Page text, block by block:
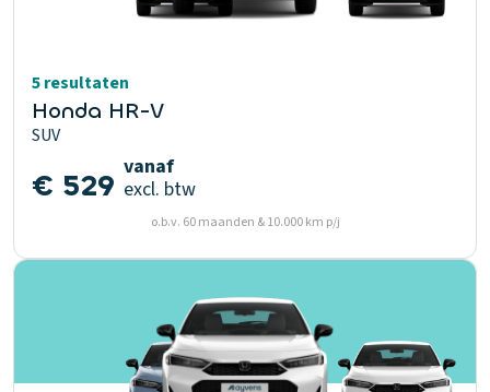
5 resultaten
Honda HR-V
SUV
€ 529 vanaf
excl. btw
o.b.v. 60 maanden & 10.000 km p/j